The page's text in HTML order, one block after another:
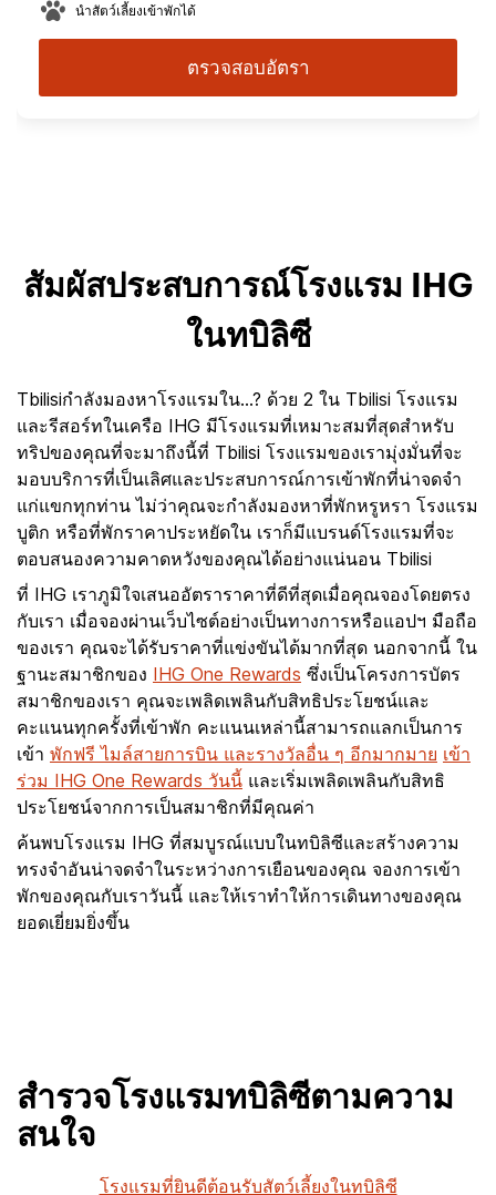
นำสัตว์เลี้ยงเข้าพักได้
ตรวจสอบอัตรา
สัมผัสประสบการณ์โรงแรม IHG
ในทบิลิซี
Tbilisiกำลังมองหาโรงแรมใน...? ด้วย 2 ใน Tbilisi โรงแรม
และรีสอร์ทในเครือ IHG มีโรงแรมที่เหมาะสมที่สุดสำหรับ
ทริปของคุณที่จะมาถึงนี้ที่ Tbilisi โรงแรมของเรามุ่งมั่นที่จะ
มอบบริการที่เป็นเลิศและประสบการณ์การเข้าพักที่น่าจดจำ
แก่แขกทุกท่าน ไม่ว่าคุณจะกำลังมองหาที่พักหรูหรา โรงแรม
บูติก หรือที่พักราคาประหยัดใน เราก็มีแบรนด์โรงแรมที่จะ
ตอบสนองความคาดหวังของคุณได้อย่างแน่นอน Tbilisi
ที่ IHG เราภูมิใจเสนออัตราราคาที่ดีที่สุดเมื่อคุณจองโดยตรง
กับเรา เมื่อจองผ่านเว็บไซต์อย่างเป็นทางการหรือแอปฯ มือถือ
ของเรา คุณจะได้รับราคาที่แข่งขันได้มากที่สุด นอกจากนี้ ใน
ฐานะสมาชิกของ IHG One Rewards ซึ่งเป็นโครงการบัตร
สมาชิกของเรา คุณจะเพลิดเพลินกับสิทธิประโยชน์และ
คะแนนทุกครั้งที่เข้าพัก คะแนนเหล่านี้สามารถแลกเป็นการ
เข้า พักฟรี ไมล์สายการบิน และรางวัลอื่น ๆ อีกมากมาย เข้า
ร่วม IHG One Rewards วันนี้ และเริ่มเพลิดเพลินกับสิทธิ
ประโยชน์จากการเป็นสมาชิกที่มีคุณค่า
ค้นพบโรงแรม IHG ที่สมบูรณ์แบบในทบิลิซีและสร้างความ
ทรงจำอันน่าจดจำในระหว่างการเยือนของคุณ จองการเข้า
พักของคุณกับเราวันนี้ และให้เราทำให้การเดินทางของคุณ
ยอดเยี่ยมยิ่งขึ้น
สำรวจโรงแรมทบิลิซีตามความ
สนใจ
โรงแรมที่ยินดีต้อนรับสัตว์เลี้ยงในทบิลิซี